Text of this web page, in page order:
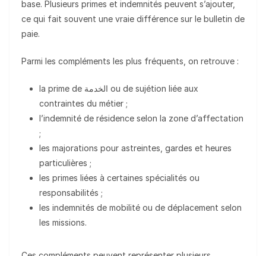
base. Plusieurs primes et indemnités peuvent s’ajouter,
ce qui fait souvent une vraie différence sur le bulletin de
paie.
Parmi les compléments les plus fréquents, on retrouve :
la prime de الخدمة ou de sujétion liée aux
contraintes du métier ;
l’indemnité de résidence selon la zone d’affectation
;
les majorations pour astreintes, gardes et heures
particulières ;
les primes liées à certaines spécialités ou
responsabilités ;
les indemnités de mobilité ou de déplacement selon
les missions.